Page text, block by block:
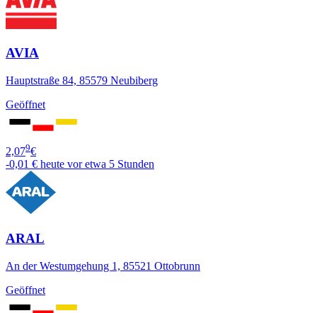
AVIA
Hauptstraße 84, 85579 Neubiberg
Geöffnet
2,079€
-0,01 € heute vor etwa 5 Stunden
ARAL
An der Westumgehung 1, 85521 Ottobrunn
Geöffnet